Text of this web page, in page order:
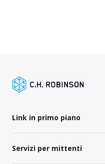
Link in primo piano
Servizi per mittenti